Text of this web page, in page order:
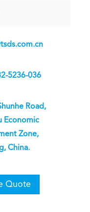
5236-036
Road,
Economic
Zone,
China.
Quote